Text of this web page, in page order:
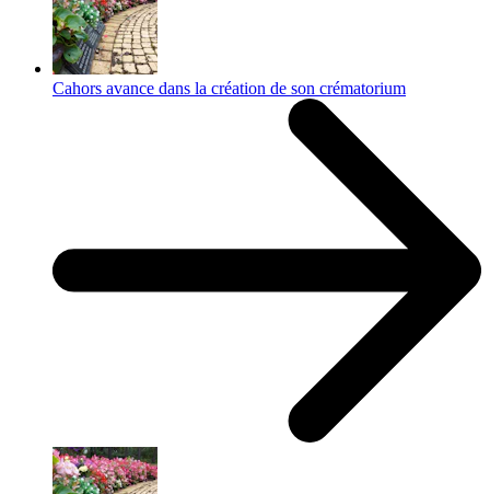
Cahors avance dans la création de son crématorium